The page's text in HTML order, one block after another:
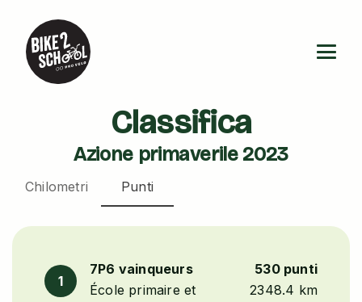
Classifica
Azione primaverile 2023
Chilometri Punti
1
7P6 vainqueurs
530 punti
École primaire et
2348.4 km